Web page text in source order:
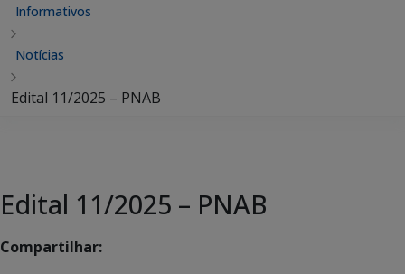
Informativos
Notícias
Edital 11/2025 – PNAB
Edital 11/2025 – PNAB
Compartilhar: